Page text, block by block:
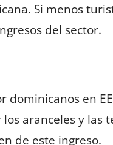
Si menos
del sector.
dominicanos en
aranceles y las
de este ingreso.